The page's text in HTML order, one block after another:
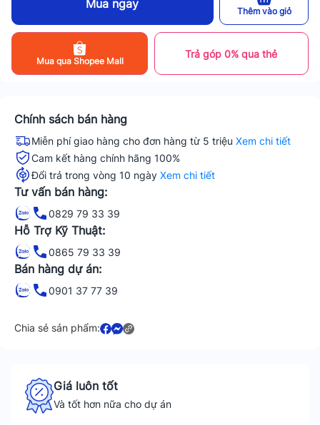
Mua ngay Thêm vào giỏ
Mua qua Shopee Mall
Trả góp 0% qua thẻ
Chính sách bán hàng
Miễn phí giao hàng cho đơn hàng từ 5 triệu Xem chi tiết
Cam kết hàng chính hãng 100%
Đổi trả trong vòng 10 ngày Xem chi tiết
Tư vấn bán hàng:
0829 79 33 39
Hỗ Trợ Kỹ Thuật:
0865 79 33 39
Bán hàng dự án:
0901 37 77 39
Chia sẻ sản phẩm:
Giá luôn tốt
Và tốt hơn nữa cho dự án